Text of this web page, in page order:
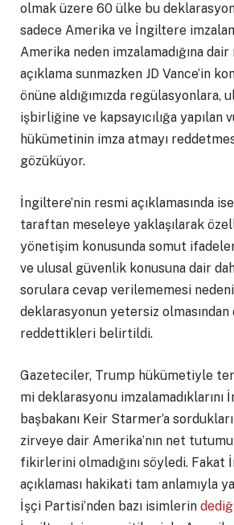
olmak üzere 60 ülke bu
sadece Amerika ve İngiltere
Amerika neden imzalamadığına
açıklama sunmazken JD Vance’in
önüne aldığımızda regülasyonlara,
işbirliğine ve kapsayıcılığa
hükümetinin imza atmayı
gözüküyor.
İngiltere’nin resmi açıklamasında
taraftan meseleye yaklaşılarak
yönetişim konusunda somut
ve ulusal güvenlik konusuna dair
sorulara cevap verilememesi
deklarasyonun yetersiz olmasından
reddettikleri belirtildi.
Gazeteciler, Trump hükümetiyle
mi deklarasyonu imzalamadıklarını
başbakanı Keir Starmer’a
zirveye dair Amerika’nın net
fikirlerini olmadığını söyledi. Fakat
açıklaması hakikati tam anlamıyla
İşçi Partisi’nden bazı isimlerin